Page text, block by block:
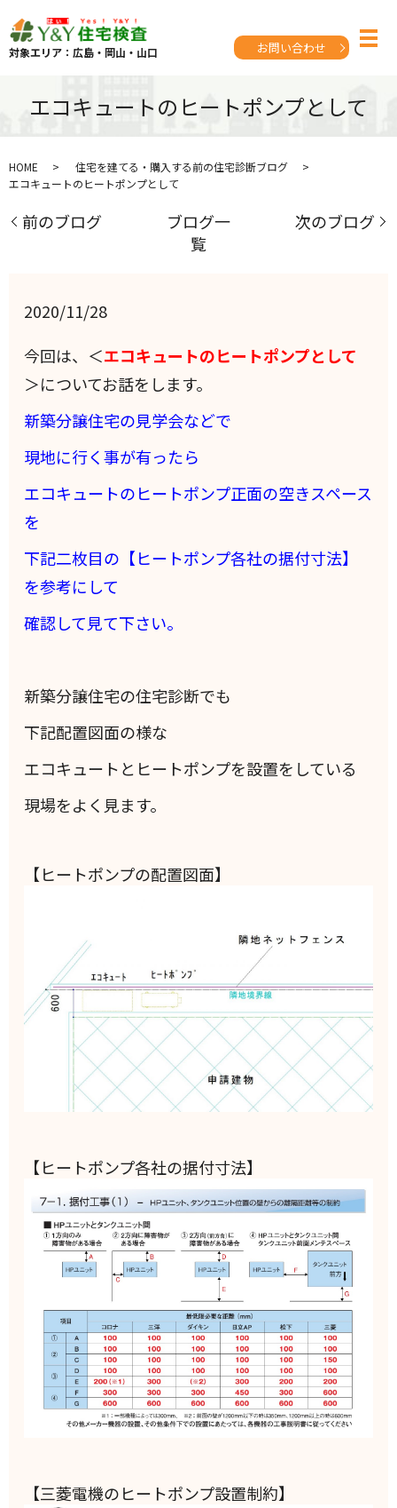
対象エリア：広島・岡山・山口 お問い合わせ
エコキュートのヒートポンプとして
HOME
住宅を建てる・購入する前の住宅診断ブログ
エコキュートのヒートポンプとして
前のブログ
ブログ一
覧
次のブログ
2020/11/28
今回は、＜エコキュートのヒートポンプとして
＞についてお話をします。
新築分譲住宅の見学会などで
現地に行く事が有ったら
エコキュートのヒートポンプ正面の空きスペース
を
下記二枚目の【ヒートポンプ各社の据付寸法】
を参考にして
確認して見て下さい。
新築分譲住宅の住宅診断でも
下記配置図面の様な
エコキュートとヒートポンプを設置をしている
現場をよく見ます。
【ヒートポンプの配置図面】
【ヒートポンプ各社の据付寸法】
【三菱電機のヒートポンプ設置制約】